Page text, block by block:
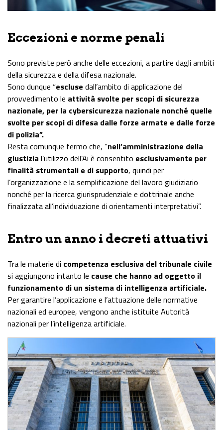
Eccezioni e norme penali
Sono previste però anche delle eccezioni, a partire dagli ambiti
della sicurezza e della difesa nazionale.
Sono dunque “escluse dall’ambito di applicazione del
provvedimento le attività svolte per scopi di sicurezza
nazionale, per la cybersicurezza nazionale nonché quelle
svolte per scopi di difesa dalle forze armate e dalle forze
di polizia”.
Resta comunque fermo che, “nell’amministrazione della
giustizia l’utilizzo dell’Ai è consentito esclusivamente per
finalità strumentali e di supporto, quindi per
l’organizzazione e la semplificazione del lavoro giudiziario
nonché per la ricerca giurisprudenziale e dottrinale anche
finalizzata all’individuazione di orientamenti interpretativi”.
Entro un anno i decreti attuativi
Tra le materie di competenza esclusiva del tribunale civile
si aggiungono intanto le cause che hanno ad oggetto il
funzionamento di un sistema di intelligenza artificiale.
Per garantire l’applicazione e l’attuazione delle normative
nazionali ed europee, vengono anche istituite Autorità
nazionali per l’intelligenza artificiale.